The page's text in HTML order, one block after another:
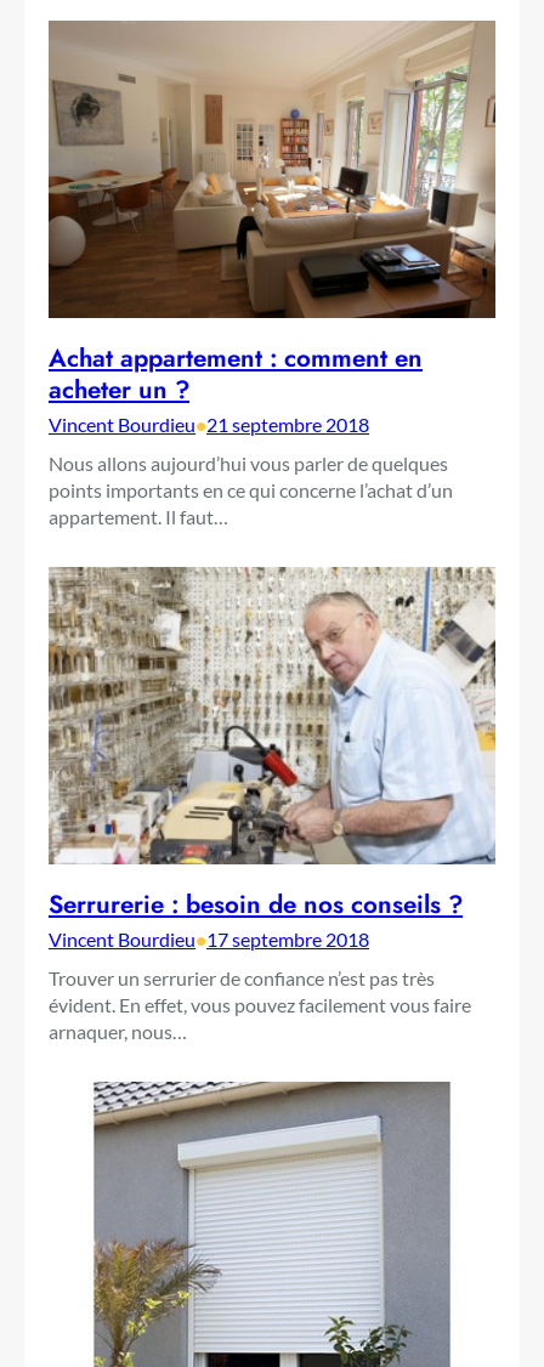
Achat appartement : comment en
acheter un ?
Vincent Bourdieu•21 septembre 2018
Nous allons aujourd’hui vous parler de quelques
points importants en ce qui concerne l’achat d’un
appartement. Il faut…
Serrurerie : besoin de nos conseils ?
Vincent Bourdieu•17 septembre 2018
Trouver un serrurier de confiance n’est pas très
évident. En effet, vous pouvez facilement vous faire
arnaquer, nous…